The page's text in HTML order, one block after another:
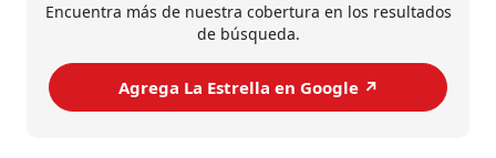
Encuentra más de nuestra cobertura en los resultados
de búsqueda.
Agrega La Estrella en Google ↗️